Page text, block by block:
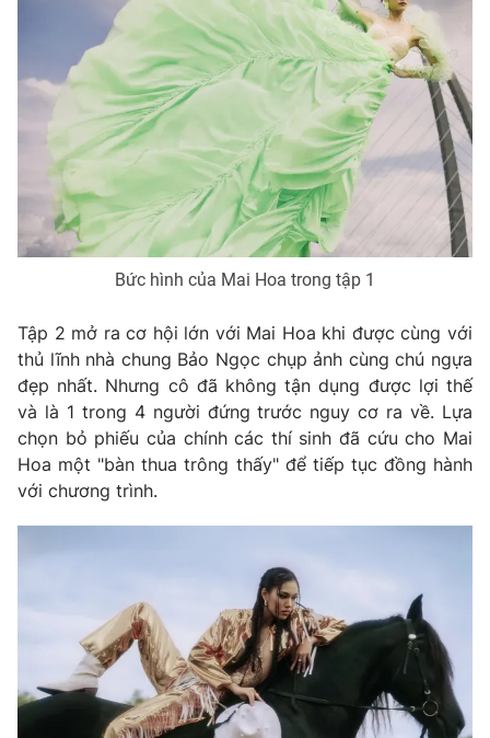
Cơ quan báo chí:
Thời báo VTV
Giấy phép hoạt động báo in và báo điện tử số 483/GP-BTTTT
cấp ngày 29/12/2023
Tổng Biên tập:Vũ Thanh Thủy
Phó Tổng Biên tập:
Nguyễn Thị Mỹ Hạnh, Phạm Quốc Thắng,
Nguyễn Trọng Ninh
Tổng đài VTV:
024.38 355 931 - 024.38 355 932
Ðiện thoại Thời báo VTV:024.66 897 897
Email:toasoan@vtv.vn
Liên hệ quảng cáo:024-7300.7108
® Cấm sao chép dưới mọi hình thức nếu không có sự chấp
thuận bằng văn bản. Ghi rõ nguồn VTV.vn khi phát hành lại
thông tin từ website này.
Bức hình của Mai Hoa trong tập 1
Tập 2 mở ra cơ hội lớn với Mai Hoa khi được cùng với
thủ lĩnh nhà chung Bảo Ngọc chụp ảnh cùng chú ngựa
đẹp nhất. Nhưng cô đã không tận dụng được lợi thế
và là 1 trong 4 người đứng trước nguy cơ ra về. Lựa
chọn bỏ phiếu của chính các thí sinh đã cứu cho Mai
Hoa một "bàn thua trông thấy" để tiếp tục đồng hành
với chương trình.